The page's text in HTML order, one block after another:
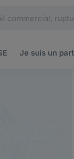
Je suis un